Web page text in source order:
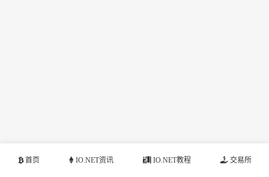
首页 IO.NET资讯 IO.NET教程 交易所